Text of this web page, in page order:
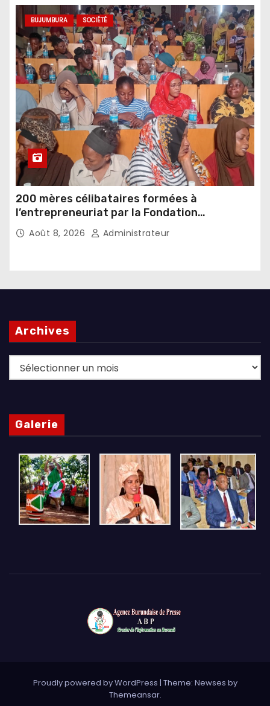
BUJUMBURA SOCIÉTÉ
200 mères célibataires formées à
l’entrepreneuriat par la Fondation
Umugiraneza et l’OPDD
Août 8, 2026 Administrateur
Archives
Archives
Galerie
Proudly powered by WordPress | Theme: Newses by
Themeansar.